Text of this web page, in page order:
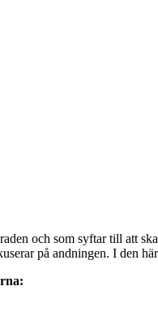
och som syftar till att
på andningen. I den